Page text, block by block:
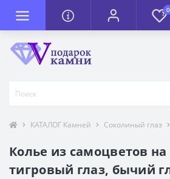
0
КАТАЛОГ Камней Соколиный глаз
Колье из самоцветов
тигровый глаз, бычий